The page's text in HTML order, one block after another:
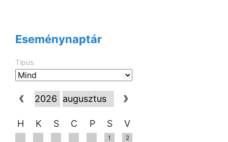
Eseménynaptár
Típus
H K S C P S V
1 2